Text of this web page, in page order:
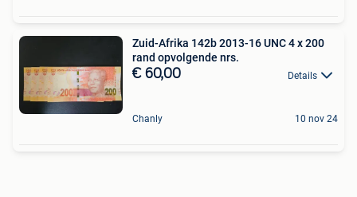
Zuid-Afrika 142b 2013-16 UNC 4 x 200
rand opvolgende nrs.
€ 60,00 Details
Chanly 10 nov 24